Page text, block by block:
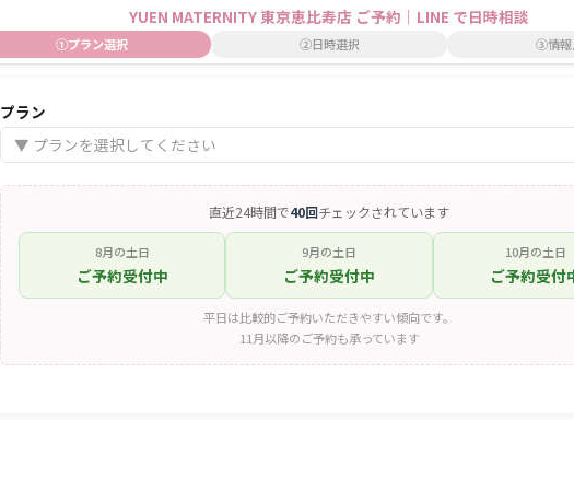
YUEN MATERNITY 東京恵比寿店 ご予約｜LINE で日時相談
①プラン選択 ②日時選択 ③情報
プラン
▼ プランを選択してください
直近24時間で40回チェックされています
8月の土日
ご予約受付中
9月の土日
ご予約受付中
10月の土日
ご予約受付
平日は比較的ご予約いただきやすい傾向です。
11月以降のご予約も承っています